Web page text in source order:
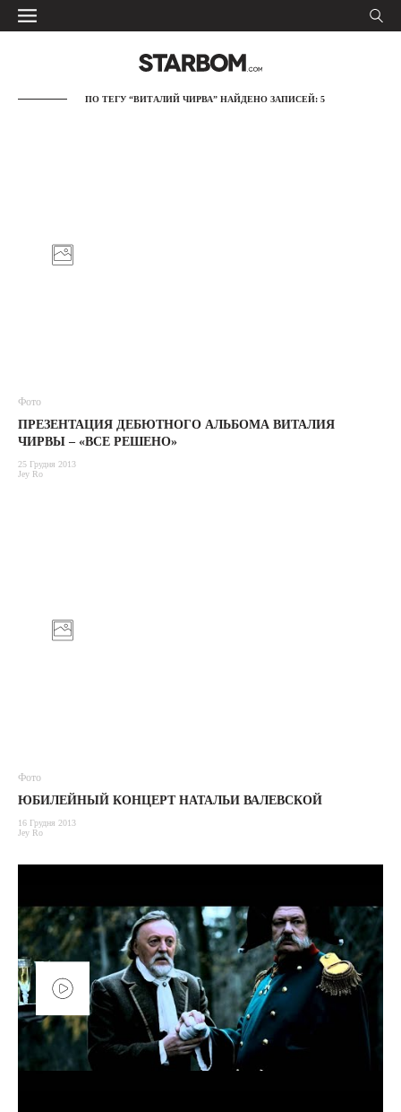
ПО ТЕГУ “ВИТАЛИЙ ЧИРВА” НАЙДЕНО ЗАПИСЕЙ: 5
Фото
ПРЕЗЕНТАЦИЯ ДЕБЮТНОГО АЛЬБОМА ВИТАЛИЯ
ЧИРВЫ – «ВСЕ РЕШЕНО»
25 Грудня 2013
Jey Ro
Фото
ЮБИЛЕЙНЫЙ КОНЦЕРТ НАТАЛЬИ ВАЛЕВСКОЙ
16 Грудня 2013
Jey Ro